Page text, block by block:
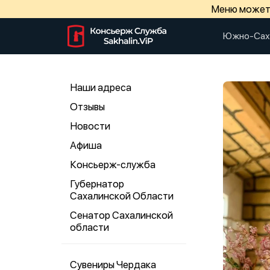
Меню может
Южно-
Наши адреса
Отзывы
Новости
Афиша
Консьерж-служба
Губернатор
Сахалинской Области
Сенатор Сахалинской
области
Сувениры Чердака